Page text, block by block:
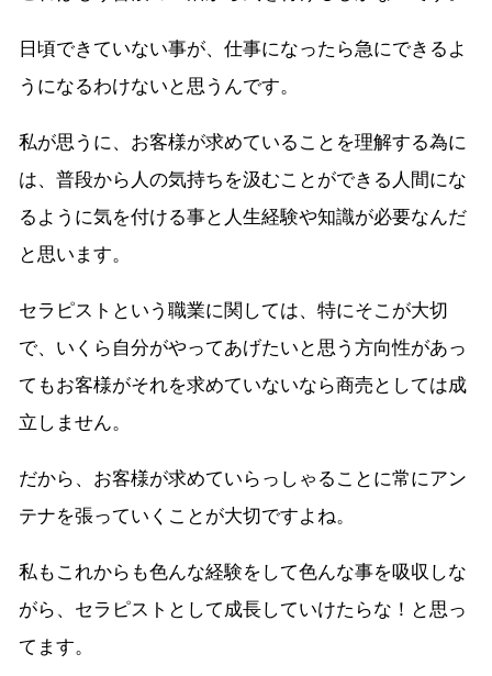
日頃できていない事が、仕事になったら急にできるよ
うになるわけないと思うんです。
私が思うに、お客様が求めていることを理解する為に
は、普段から人の気持ちを汲むことができる人間にな
るように気を付ける事と人生経験や知識が必要なんだ
と思います。
セラピストという職業に関しては、特にそこが大切
で、いくら自分がやってあげたいと思う方向性があっ
てもお客様がそれを求めていないなら商売としては成
立しません。
だから、お客様が求めていらっしゃることに常にアン
テナを張っていくことが大切ですよね。
私もこれからも色んな経験をして色んな事を吸収しな
がら、セラピストとして成長していけたらな！と思っ
てます。